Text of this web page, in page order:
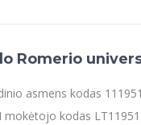
Romerio
asmens kodas
mokėtojo kodas